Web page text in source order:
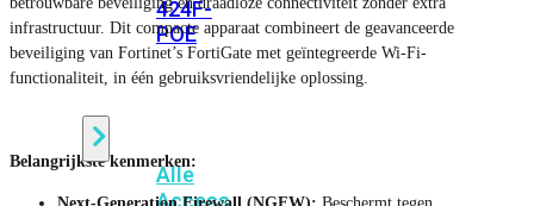
424F-
POE
Alle
Access
infrastructuur. Dit compacte apparaat combineert de geavanceerde
beveiliging van Fortinet’s FortiGate met geïntegreerde Wi-Fi-
functionaliteit, in één gebruiksvriendelijke oplossing.
Belangrijkste kenmerken: